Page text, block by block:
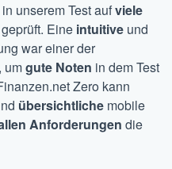
unserem Test aufviele
Eine intuitive und
war einer der
umgute Noten in dem Test
Zero kann
übersichtliche mobile
Anforderungen die